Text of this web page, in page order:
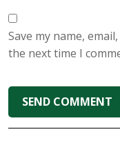
Save my name,
the next time I